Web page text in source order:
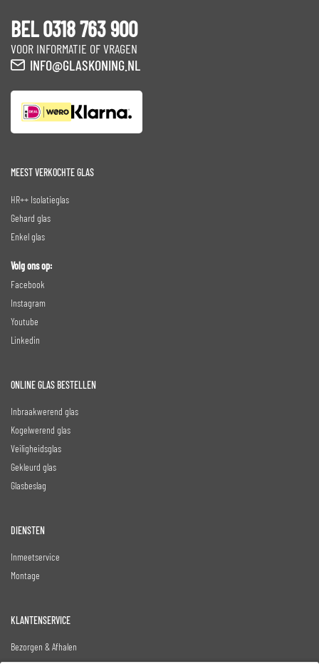
BEL 0318 763 900
VOOR INFORMATIE OF VRAGEN
INFO@GLASKONING.NL
MEEST VERKOCHTE GLAS
HR++ Isolatieglas
Gehard glas
Enkel glas
Volg ons op:
Facebook
Instagram
Youtube
Linkedin
ONLINE GLAS BESTELLEN
Inbraakwerend glas
Kogelwerend glas
Veiligheidsglas
Gekleurd glas
Glasbeslag
DIENSTEN
Inmeetservice
Montage
KLANTENSERVICE
Bezorgen & Afhalen